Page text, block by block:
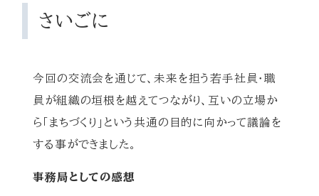
さいごに
今回の交流会を通じて、未来を担う若手社員・職
員が組織の垣根を越えてつながり、互いの立場か
ら「まちづくり」という共通の目的に向かって議論を
する事ができました。
事務局としての感想